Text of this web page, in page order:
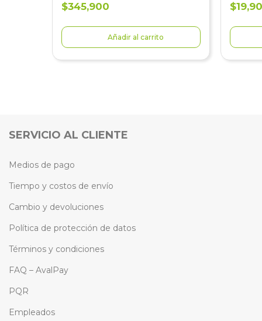
$345,900
Añadir al carrito
SERVICIO AL CLIENTE
Medios de pago
Tiempo y costos de envío
Cambio y devoluciones
Política de protección de datos
Términos y condiciones
FAQ – AvalPay
PQR
Empleados